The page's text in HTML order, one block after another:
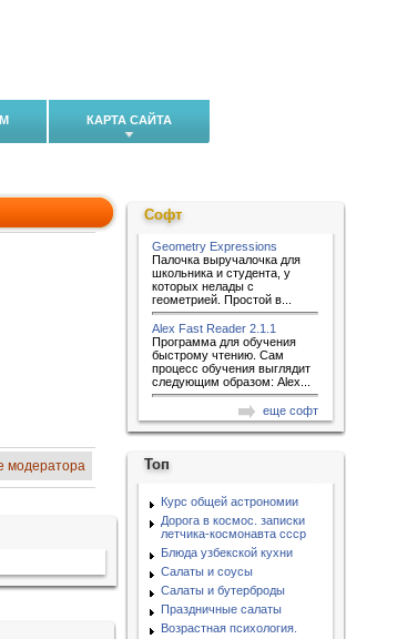
КАРТА САЙТА
модератора
Софт
Geometry Expressions
Палочка выручалочка для
школьника и студента, у
которых нелады с
геометрией. Простой в...
Alex Fast Reader 2.1.1
Программа для обучения
быстрому чтению. Сам
процесс обучения выглядит
следующим образом: Alex...
еще софт
Топ
Курс общей астрономии
Дорога в космос. записки
летчика-космонавта ссср
Блюда узбекской кухни
Салаты и соусы
Салаты и бутерброды
Праздничные салаты
Возрастная психология.